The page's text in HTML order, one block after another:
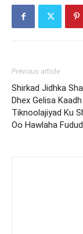
Previous article
Shirkad Jidhka
Dhex Gelisa Kaadh
Tiknoolajiyad Ku
Oo Hawlaha